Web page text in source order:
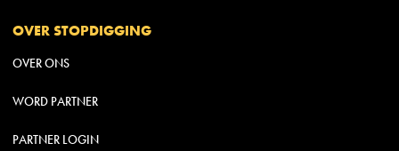
OVER STOPDIGGING
OVER ONS
WORD PARTNER
PARTNER LOGIN